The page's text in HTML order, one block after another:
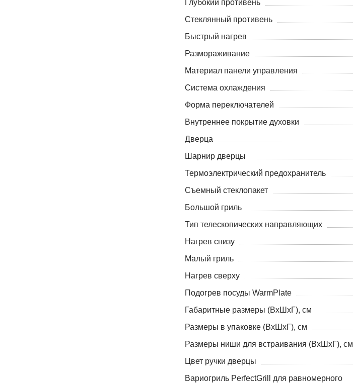
Глубокий противень
Стеклянный противень
Быстрый нагрев
Размораживание
Материал панели управления
Система охлаждения
Форма переключателей
Внутреннее покрытие духовки
Дверца
Шарнир дверцы
Термоэлектрический предохранитель
Съемный стеклопакет
Большой гриль
Тип телескопических направляющих
Нагрев снизу
Малый гриль
Нагрев сверху
Подогрев посуды WarmPlate
Габаритные размеры (ВxШxГ), см
Размеры в упаковке (ВxШxГ), см
Размеры ниши для встраивания (ВxШxГ), см
Цвет ручки дверцы
Вариогриль PerfectGrill для равномерного